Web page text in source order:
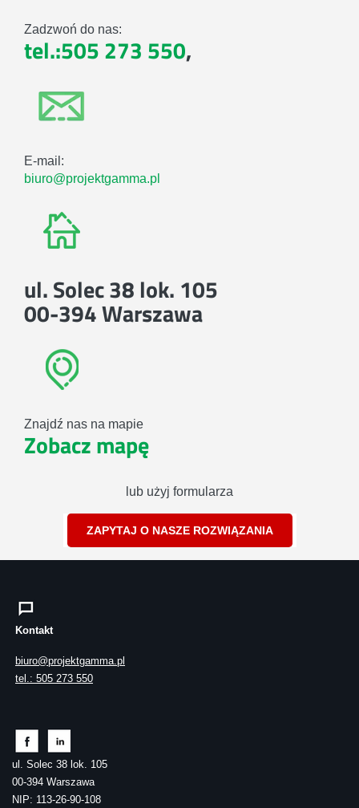
Zadzwoń do nas:
tel.:505 273 550,
E-mail:
biuro@projektgamma.pl
ul. Solec 38 lok. 105
00-394 Warszawa
Znajdź nas na mapie
Zobacz mapę
lub użyj formularza
ZAPYTAJ O NASZE ROZWIĄZANIA
Kontakt
biuro@projektgamma.pl
tel.: 505 273 550
ul. Solec 38 lok. 105
00-394 Warszawa
NIP: 113-26-90-108